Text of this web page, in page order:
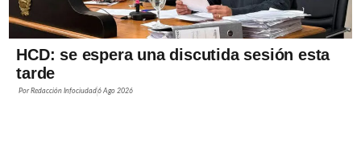
HCD: se espera una discutida sesión esta
tarde
PorRedacción Infociudad6 Ago 2026